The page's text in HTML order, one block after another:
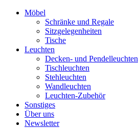
Möbel
Schränke und Regale
Sitzgelegenheiten
Tische
Leuchten
Decken- und Pendelleuchten
Tischleuchten
Stehleuchten
Wandleuchten
Leuchten-Zubehör
Sonstiges
Über uns
Newsletter